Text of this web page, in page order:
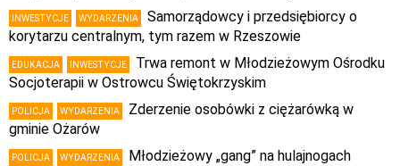
INWESTYCJE WYDARZENIA
Samorządowcy i przedsiębiorcy o
korytarzu centralnym, tym razem w Rzeszowie
EDUKACJA INWESTYCJE
Trwa remont w Młodzieżowym Ośrodku
Socjoterapii w Ostrowcu Świętokrzyskim
POLICJA WYDARZENIA
Zderzenie osobówki z ciężarówką w
gminie Ożarów
POLICJA WYDARZENIA
Młodzieżowy „gang” na hulajnogach